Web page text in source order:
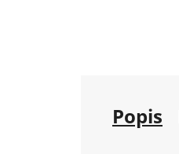
Popis